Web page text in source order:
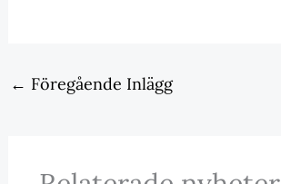
← Föregående Inlägg